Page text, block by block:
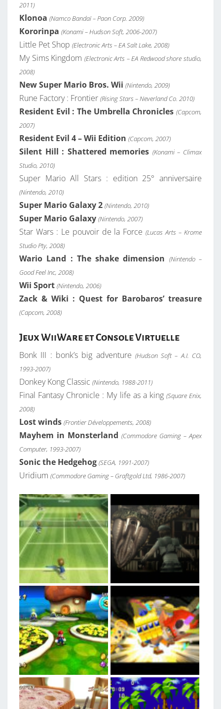
2011)
Klonoa (Namco Bandaï – Paon Corp. 2009)
Kororinpa (Konami – Hudson Soft, 2006-2007)
Little Pet Shop (Electronic Arts – EA Salt Lake, 2008)
My Sims Kingdom (Electronic Arts – EA Redwood shore studio,
2008)
New Super Mario Bros. Wii (Nintendo, 2009)
Rune Factory : Frontier (Rising Stars – Neverland Co. 2010)
Resident Evil : The Umbrella Chronicles (Capcom,
2007)
Resident Evil 4 – Wii Edition (Capcom, 2007)
Silent Hill : Shattered memories (Konami – Climax
Studio, 2010)
Super Mario All Stars : edition 25° anniversaire
(Nintendo, 2010)
Super Mario Galaxy 2 (Nintendo, 2010)
Super Mario Galaxy (Nintendo, 2007)
Star Wars : Le pouvoir de la Force(Lucas Arts – Krome
Studio Pty, 2008)
Wario Land : The shake dimension (Nintendo –
Good Feel Inc, 2008)
Wii Sport (Nintendo, 2006)
Zack & Wiki : Quest for Barobaros’ treasure
(Capcom, 2008)
Jeux WiiWare et Console Virtuelle
Bonk III : bonk’s big adventure (Hudson Soft – A.I. CO,
1993-2007)
Donkey Kong Classic (Nintendo, 1988-2011)
Final Fantasy Chronicle : My life as a king (Square Enix,
2008)
Lost winds (Frontier Développements, 2008)
Mayhem in Monsterland (Commodore Gaming – Apex
Computer, 1993-2007)
Sonic the Hedgehog (SEGA, 1991-2007)
Uridium (Commodore Gaming – Graftgold Ltd, 1986-2007)